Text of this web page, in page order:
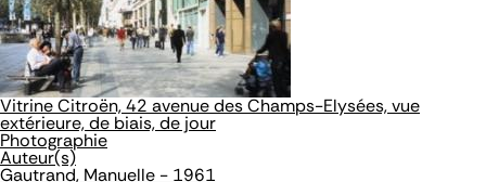
Vitrine Citroën, 42 avenue des Champs-Elysées, vue
extérieure, de biais, de jour
Photographie
Auteur(s)
Gautrand, Manuelle - 1961